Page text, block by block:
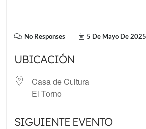
No Responses 5 De Mayo De 2025
UBICACIÓN
Casa de Cultura
El Torno
SIGUIENTE EVENTO